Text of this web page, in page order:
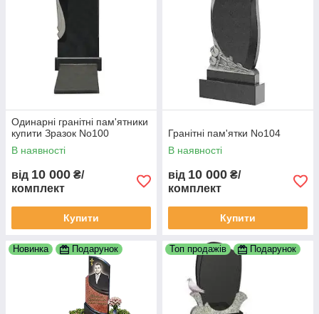
Одинарні гранітні пам'ятники
купити Зразок No100
В наявності
від 10 000 ₴/
комплект
Купити
Гранітні пам'ятки No104
В наявності
від 10 000 ₴/
комплект
Купити
Новинка Подарунок Топ продажів Подарунок